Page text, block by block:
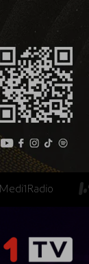
Medi1Radio